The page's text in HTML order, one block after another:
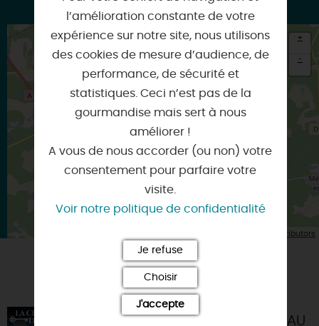
Itinéraire vers
LA FERTE-SAINT-AUBIN
+
-
OpenStreetMap contributors
VOUS AIMEREZ AUSSI
LES ESCAPE GAMES DU CHÂTEAU
l’amélioration constante de votre
expérience sur notre site, nous utilisons
des cookies de mesure d’audience, de
performance, de sécurité et
statistiques. Ceci n’est pas de la
gourmandise mais sert à nous
améliorer !
A vous de nous accorder (ou non) votre
consentement pour parfaire votre
visite.
Voir notre politique de confidentialité
Je refuse
Choisir
J'accepte